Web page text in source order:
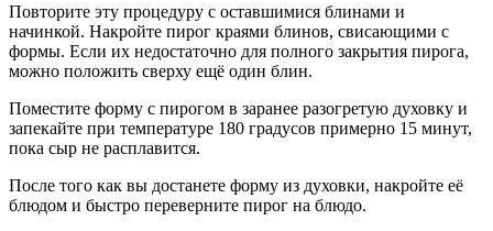
Повторите эту процедуру с оставшимися блинами и
начинкой. Накройте пирог краями блинов, свисающими с
формы. Если их недостаточно для полного закрытия пирога,
можно положить сверху ещё один блин.
Поместите форму с пирогом в заранее разогретую духовку и
запекайте при температуре 180 градусов примерно 15 минут,
пока сыр не расплавится.
После того как вы достанете форму из духовки, накройте её
блюдом и быстро переверните пирог на блюдо.